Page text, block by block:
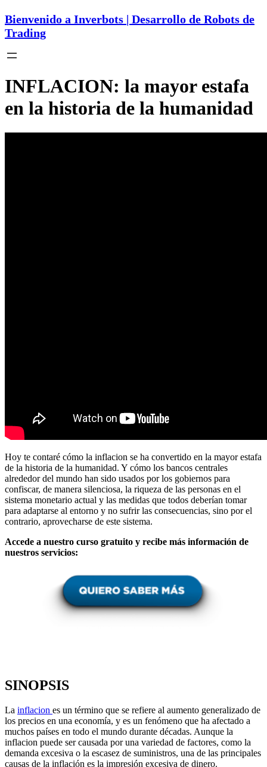
Bienvenido a Inverbots | Desarrollo de Robots de
Trading
INFLACION: la mayor estafa
en la historia de la humanidad
Hoy te contaré cómo la inflacion se ha convertido en la mayor estafa
de la historia de la humanidad. Y cómo los bancos centrales
alrededor del mundo han sido usados por los gobiernos para
confiscar, de manera silenciosa, la riqueza de las personas en el
sistema monetario actual y las medidas que todos deberían tomar
para adaptarse al entorno y no sufrir las consecuencias, sino por el
contrario, aprovecharse de este sistema.
Accede a nuestro curso gratuito y recibe más información de
nuestros servicios:
SINOPSIS
La inflacion es un término que se refiere al aumento generalizado de
los precios en una economía, y es un fenómeno que ha afectado a
muchos países en todo el mundo durante décadas. Aunque la
inflacion puede ser causada por una variedad de factores, como la
demanda excesiva o la escasez de suministros, una de las principales
causas de la inflación es la impresión excesiva de dinero.